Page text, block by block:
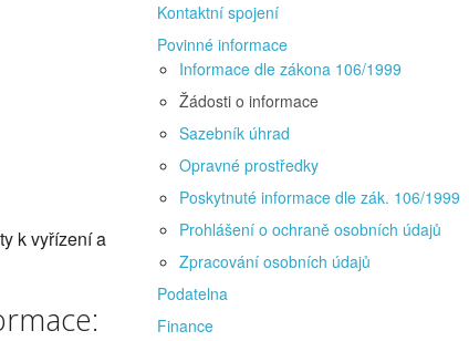
k vyřízení a
Kontaktní spojení
Povinné informace
Informace dle zákona 106/1999
Žádosti o informace
Sazebník úhrad
Opravné prostředky
Poskytnuté informace dle zák. 106/1999
Prohlášení o ochraně osobních údajů
Zpracování osobních údajů
Podatelna
Finance